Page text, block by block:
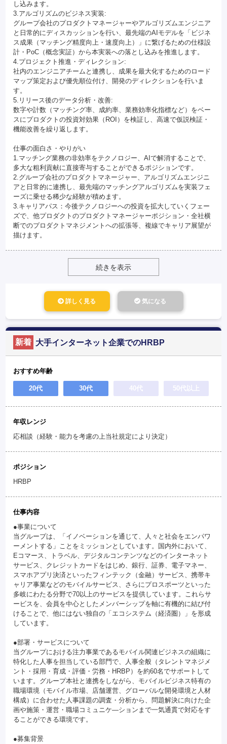
し込みます。
3.アルゴリズムのビジネス実装:
グループ会社のプロダクトマネージャーやアルゴリズムエンジニア
と日常的にディスカッションを行い、最先端のAIモデルを「ビジネ
ス成果（マッチング精度向上・速度向上）」に繋げるための仕様設
計・PoC（概念実証）から本実装への落とし込みを推進します。
4.プロジェクト推進・ディレクション:
社内のエンジニアチームと連携し、成果を最大化するためのロード
マップ策定および優先順位付け、開発のディレクションを行いま
す。
5.リリース後のデータ分析・改善:
数字や計数（マッチング率、成約率、業務効率化指標など）をベー
スにプロダクトの投資対効果（ROI）を検証し、高速で仮説検証・
機能改善を繰り返します。
仕事の面白さ・やりがい
1.マッチング業務の非効率をテクノロジー、AIで解消することで、
多大な粗利貢献に直接寄与することができるポジションです。
2.グループ会社のプロダクトマネージャー、アルゴリズムエンジニ
アと日常的に連携し、最先端のマッチングアルゴリズムを実装フェ
ーズに乗せる稀少な経験が積めます。
3.キャリアパス：今後テクノロジーへの投資を拡大していくフェー
ズで、他プロダクトのプロダクトマネージャーポジション・全社横
断でのプロダクトマネジメントへの拡張等、複線でキャリア展望が
描けます。
続きを表示
詳しく見る 気になる
新着 大手インターネット企業でのHRBP
おすすめ年齢
20代 30代 40代 50代以上
年収レンジ
応相談（経験・能力を考慮の上当社規定により決定）
ポジション
HRBP
仕事内容
●事業について
当グループは、「イノベーションを通じて、人々と社会をエンパワ
ーメントする」ことをミッションとしています。国内外において、
Eコマース、トラベル、デジタルコンテンツなどのインターネット
サービス、クレジットカードをはじめ、銀行、証券、電子マネー、
スマホアプリ決済といったフィンテック（金融）サービス、携帯キ
ャリア事業などのモバイルサービス、さらにプロスポーツといった
多岐にわたる分野で70以上のサービスを提供しています。これらサ
ービスを、会員を中心としたメンバーシップを軸に有機的に結び付
けることで、他にはない独自の「エコシステム（経済圏）」を形成
しています。
●部署・サービスについて
当グループにおける注力事業であるモバイル関連ビジネスの組織に
特化した人事を担当している部門で、人事全般（タレントマネジメ
ント・採用・育成・評価・労務・HRBP）を約60名でサポートして
います。グループ本社と連携をしながら、モバイルビジネス特有の
職場環境（モバイル市場、店舗運営、グローバルな開発環境と人材
構成）に合わせた人事課題の調査・分析から、問題解決に向けた企
画や施策・運営・職場コミュニケ―ションまで一気通貫で対応をす
ることができる環境です。
●募集背景